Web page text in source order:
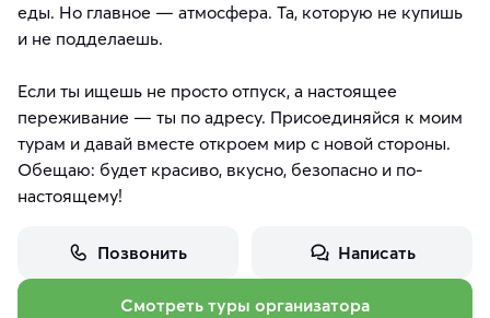
еды. Но главное — атмосфера. Та, которую не купишь
и не подделаешь.
Если ты ищешь не просто отпуск, а настоящее
переживание — ты по адресу. Присоединяйся к моим
турам и давай вместе откроем мир с новой стороны.
Обещаю: будет красиво, вкусно, безопасно и по-
настоящему!
Позвонить Написать
Смотреть туры организатора